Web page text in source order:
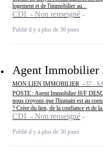
logement et de l'immobilier au...
CDI - Non renseigné
Publié il y a plus de 30 jours
Agent Immobilier
MON LIEN IMMOBILIER - 37 -
POSTE : Agent Immobilier H/F
nous croyons que l'humain est au
? Créer du lien, de la confiance et de la...
CDI - Non renseigné
Publié il y a plus de 30 jours